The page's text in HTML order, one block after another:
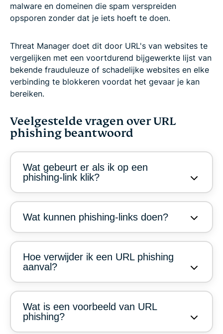
malware en domeinen die spam verspreiden
opsporen zonder dat je iets hoeft te doen.
Threat Manager doet dit door URL's van websites te
vergelijken met een voortdurend bijgewerkte lijst van
bekende frauduleuze of schadelijke websites en elke
verbinding te blokkeren voordat het gevaar je kan
bereiken.
Veelgestelde vragen over URL
phishing beantwoord
Wat gebeurt er als ik op een
phishing-link klik?
Wat kunnen phishing-links doen?
Hoe verwijder ik een URL phishing
aanval?
Wat is een voorbeeld van URL
phishing?